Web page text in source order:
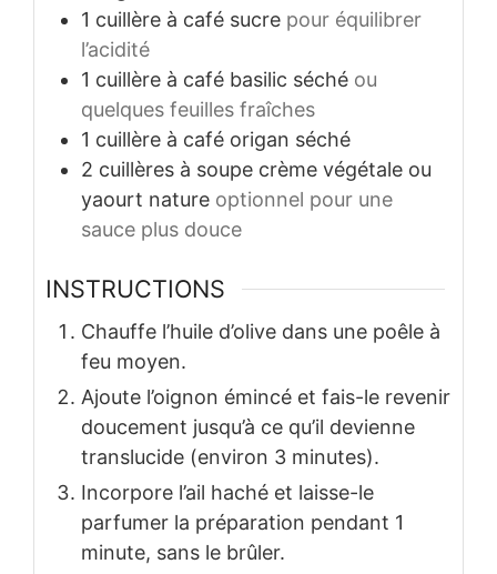
1 cuillère à café sucre pour équilibrer
l’acidité
1 cuillère à café basilic séché ou
quelques feuilles fraîches
1 cuillère à café origan séché
2 cuillères à soupe crème végétale ou
yaourt nature optionnel pour une
sauce plus douce
INSTRUCTIONS
Chauffe l’huile d’olive dans une poêle à
feu moyen.
Ajoute l’oignon émincé et fais-le revenir
doucement jusqu’à ce qu’il devienne
translucide (environ 3 minutes).
Incorpore l’ail haché et laisse-le
parfumer la préparation pendant 1
minute, sans le brûler.